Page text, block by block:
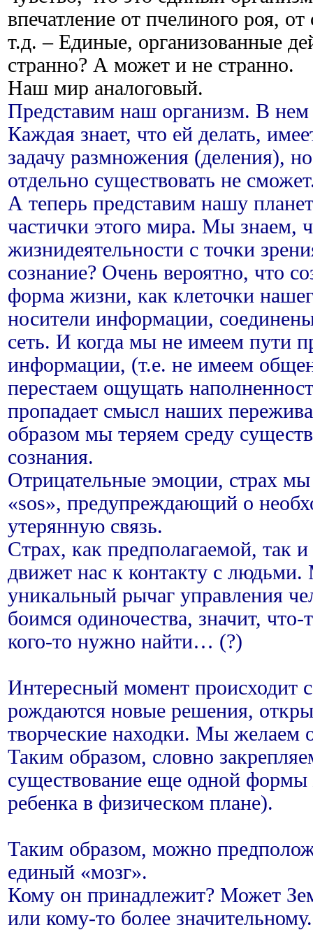
впечатление от пчелиного роя,
т.д. – Единые, организованные
странно? А может и не странно.
Наш мир аналоговый.
Представим наш организм. В
Каждая знает, что ей делать,
задачу размножения (деления),
отдельно существовать не
А теперь представим нашу
частички этого мира. Мы знаем,
жизнидеятельности с точки
сознание? Очень вероятно, что
форма жизни, как клеточки
носители информации,
сеть. И когда мы не имеем пути
информации, (т.е. не имеем
перестаем ощущать
пропадает смысл наших
образом мы теряем среду
сознания.
Отрицательные эмоции, страх
«sos», предупреждающий о
утерянную связь.
Страх, как предполагаемой, так
движет нас к контакту с людьми.
уникальный рычаг управления
боимся одиночества, значит,
кого-то нужно найти… (?)
Интересный момент происходит
рождаются новые решения,
творческие находки. Мы желаем
Таким образом, словно
существование еще одной формы
ребенка в физическом плане).
Таким образом, можно
единый «мозг».
Кому он принадлежит? Может
или кому-то более значительному.